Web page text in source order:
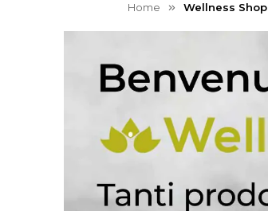
Home Wellness Shop